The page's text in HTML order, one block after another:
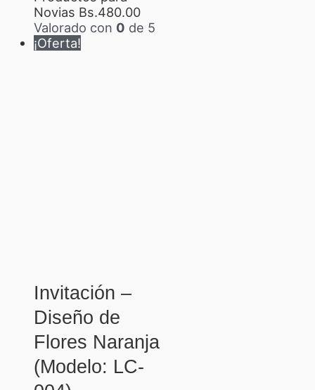
Novias Bs.480.00
Valorado con 0 de 5
¡Oferta!
Invitación –
Diseño de
Flores Naranja
(Modelo: LC-